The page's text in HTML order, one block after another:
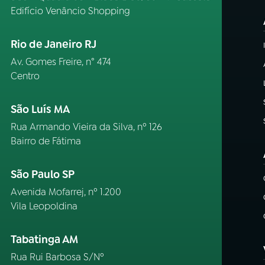
Edifício Venâncio Shopping
Rio de Janeiro RJ
Av. Gomes Freire, n° 474
Centro
São Luís MA
Rua Armando Vieira da Silva, nº 126
Bairro de Fátima
São Paulo SP
Avenida Mofarrej, nº 1.200
Vila Leopoldina
Tabatinga AM
Rua Rui Barbosa S/Nº